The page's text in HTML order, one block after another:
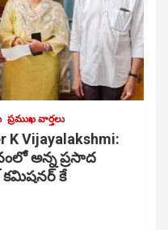
ప్రముఖ వార్తలు
K Vijayalakshmi:
అన్న ప్రసాద
కమిషనర్ కే